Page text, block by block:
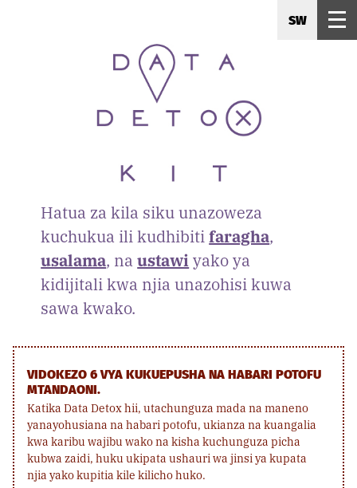
SW
Hatua za kila siku unazoweza
kuchukua ili kudhibitifaragha,
usalama, naustawiyako ya
kidijitali kwa njia unazohisi kuwa
sawa kwako.
VIDOKEZO 6 VYA KUKUEPUSHA NA HABARI POTOFU
MTANDAONI.
Katika Data Detox hii, utachunguza mada na maneno
yanayohusiana na habari potofu, ukianza na kuangalia
kwa karibu wajibu wako na kisha kuchunguza picha
kubwa zaidi, huku ukipata ushauri wa jinsi ya kupata
njia yako kupitia kile kilicho huko.